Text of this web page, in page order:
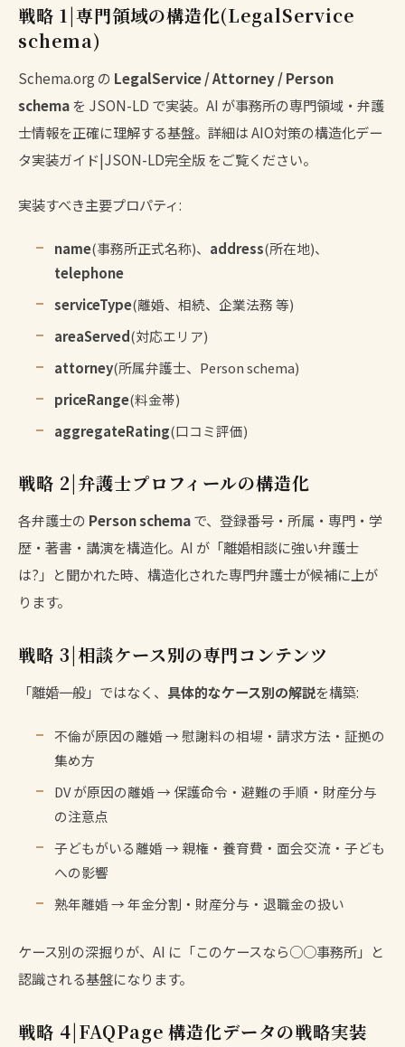
戦略 1|専門領域の構造化(LegalService
schema)
Schema.org の LegalService / Attorney / Person
schemaを JSON-LD で実装。AI が事務所の専門領域・弁護
士情報を正確に理解する基盤。詳細はAIO対策の構造化デー
タ実装ガイド|JSON-LD完全版をご覧ください。
実装すべき主要プロパティ:
name(事務所正式名称)、 address(所在地)、
telephone
serviceType(離婚、相続、企業法務 等)
areaServed(対応エリア)
attorney(所属弁護士、Person schema)
priceRange(料金帯)
aggregateRating(口コミ評価)
戦略 2|弁護士プロフィールの構造化
各弁護士の Person schemaで、登録番号・所属・専門・学
歴・著書・講演を構造化。AI が「離婚相談に強い弁護士
は?」と聞かれた時、構造化された専門弁護士が候補に上が
ります。
戦略 3|相談ケース別の専門コンテンツ
「離婚一般」ではなく、 具体的なケース別の解説を構築:
不倫が原因の離婚 → 慰謝料の相場・請求方法・証拠の
集め方
DV が原因の離婚 → 保護命令・避難の手順・財産分与
の注意点
子どもがいる離婚 → 親権・養育費・面会交流・子ども
への影響
熟年離婚 → 年金分割・財産分与・退職金の扱い
ケース別の深掘りが、AI に「このケースなら○○事務所」と
認識される基盤になります。
戦略 4|FAQPage 構造化データの戦略実装